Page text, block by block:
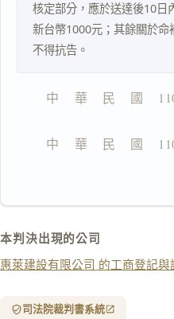
核定部分，應於送達後10日
新台幣1000元；其餘關於命
不得抗告。
中    華    民    國
中    華    民    國
本判決出現的公司
惠萊建設有限公司 的工商登記與
司法院裁判書系統